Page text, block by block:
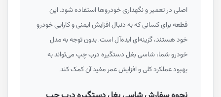
اصلی در تعمیر و نگهداری خودروها استفاده شود. این
قطعه برای کسانی که به دنبال افزایش ایمنی و کارایی خودرو
خود هستند، گزینه‌ای ایده‌آل است. بدون توجه به مدل
خودرو شما، شاسی بغل دستگیره درب چپ می‌تواند به
بهبود عملکرد کلی و افزایش عمر مفید آن کمک کند.
نحوه سفارش شاسی بغل دستگیره درب چپ